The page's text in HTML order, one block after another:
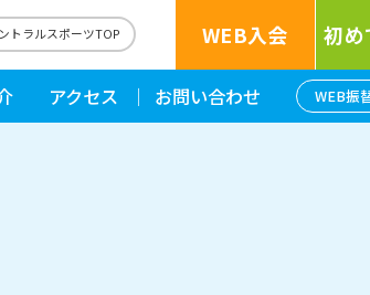
トラルスポーツTOP WEB入会 初
アクセス お問い合わせ WEB振